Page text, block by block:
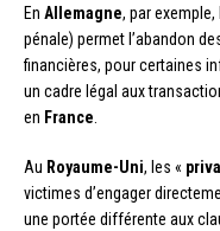
En Allemagne, par exemple,
pénale) permet l’abandon
financières, pour certaines
un cadre légal aux
en France.
Au Royaume-Uni, les «
victimes d’engager
une portée différente aux